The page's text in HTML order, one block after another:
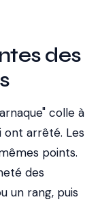
des
colle à
ont arrêté. Les
points.
des
un rang, puis